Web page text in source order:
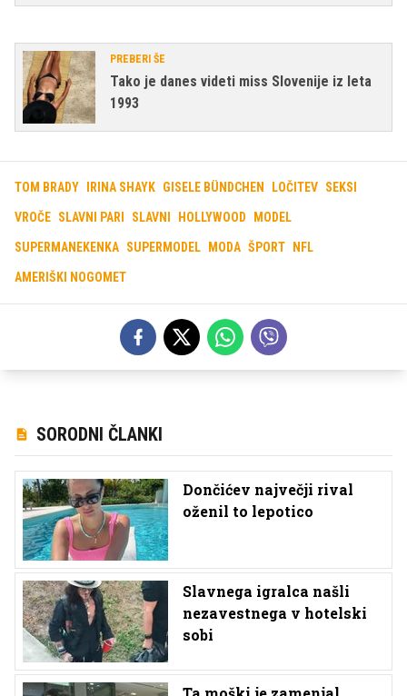
PREBERI ŠE
Tako je danes videti miss Slovenije iz leta
1993
TOM BRADY IRINA SHAYK GISELE BÜNDCHEN LOČITEV SEKSI
VROČE SLAVNI PARI SLAVNI HOLLYWOOD MODEL
SUPERMANEKENKA SUPERMODEL MODA ŠPORT NFL
AMERIŠKI NOGOMET
SORODNI ČLANKI
Dončićev največji rival
oženil to lepotico
Slavnega igralca našli
nezavestnega v hotelski
sobi